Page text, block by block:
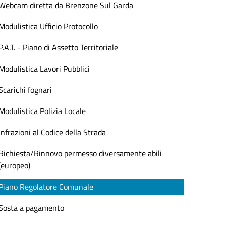
diretta da Brenzone Sul Garda
Ufficio Protocollo
- Piano di Assetto Territoriale
Lavori Pubblici
fognari
Polizia Locale
al Codice della Strada
Rinnovo permesso diversamente abili
Regolatore Comunale
a pagamento